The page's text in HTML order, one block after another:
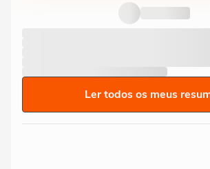
Ler todos os meus